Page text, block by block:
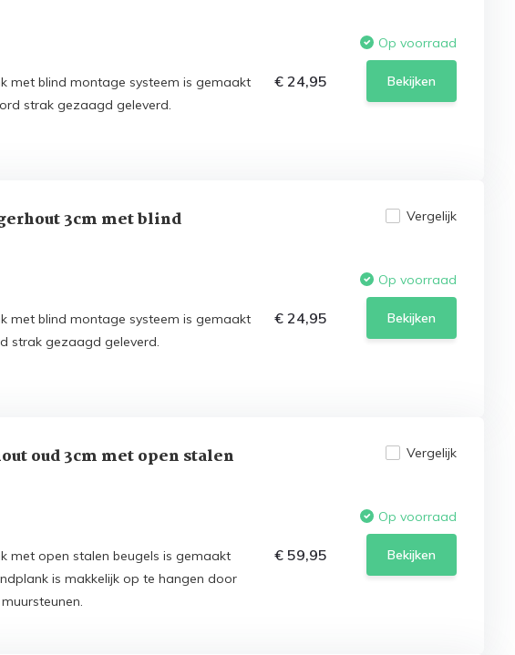
met blind montage systeem is gemaakt
strak gezaagd geleverd.
Op voorraad
€ 24,95 Bekijken
3cm met blind
met blind montage systeem is gemaakt
strak gezaagd geleverd.
Vergelijk
Op voorraad
€ 24,95 Bekijken
oud 3cm met open stalen
met open stalen beugels is gemaakt
is makkelijk op te hangen door
Vergelijk
Op voorraad
€ 59,95 Bekijken